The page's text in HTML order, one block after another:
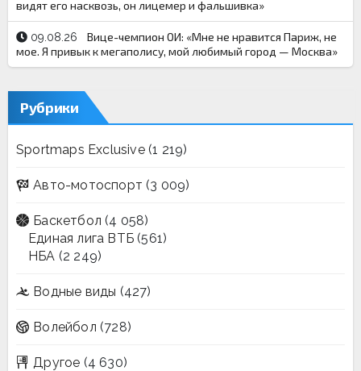
видят его насквозь, он лицемер и фальшивка»
09.08.26
Вице-чемпион ОИ: «Мне не нравится Париж, не
мое. Я привык к мегаполису, мой любимый город — Москва»
Рубрики
Sportmaps Exclusive(1 219)
Авто-мотоспорт (3 009)
Баскетбол (4 058)
Единая лига ВТБ (561)
НБА (2 249)
Водные виды (427)
Волейбол (728)
Другое (4 630)